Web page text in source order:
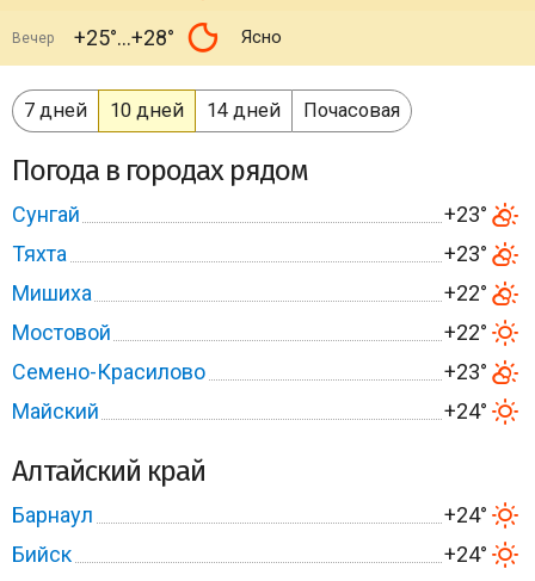
Вечер +25° +28° Ясно
7 дней 10 дней 14 дней Почасовая
Погода в городах рядом
Сунгай
+23°
Тяхта
+23°
Мишиха
+22°
Мостовой
+22°
Семено-Красилово
+23°
Майский
+24°
Алтайский край
Барнаул
+24°
Бийск
+24°